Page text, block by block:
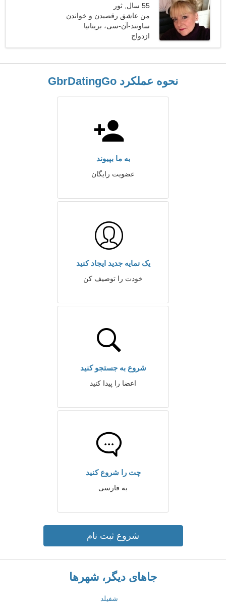
55 سال, ثور
من عاشق رقصیدن و خواندن
هستم
ساوتند-آن-سی، بریتانیا
ازدواج
نحوه عملکرد GbrDatingGo
به ما بپیوند
عضویت رایگان
یک نمایه جدید ایجاد کنید
خودت را توصیف کن
شروع به جستجو کنید
اعضا را پیدا کنید
چت را شروع کنید
به فارسی
شروع ثبت نام
جاهای دیگر، شهرها
شفیلد